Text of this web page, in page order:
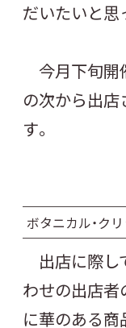
だいたいと思
今月下旬開
の次から出
す。
ボタニカル・ク
出店に際し
わせの出店者
に華のある商